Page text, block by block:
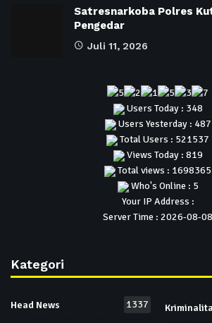
Satresnarkoba Polres
Pengedar
Juli 11, 2026
Users Today : 348
Users Yesterday : 487
Total Users : 521537
Views Today : 819
Total views : 1698365
Who's Online : 5
Your IP Address :
Server Time : 2026-08-08
Kategori
Head News 1337